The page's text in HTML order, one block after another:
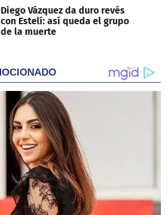
Diego Vázquez da duro revés
con Estelí: así queda el grupo
de la muerte